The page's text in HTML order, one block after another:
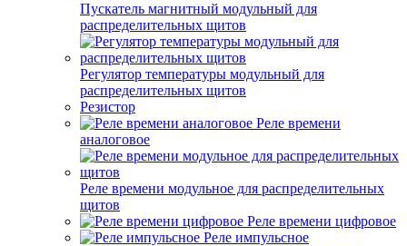
Пускатель магнитный модульный для
распределительных щитов
Регулятор температуры модульный для
распределительных щитов
Резистор
Реле времени
аналоговое
Реле времени модульное для распределительных
щитов
Реле времени цифровое
Реле импульсное